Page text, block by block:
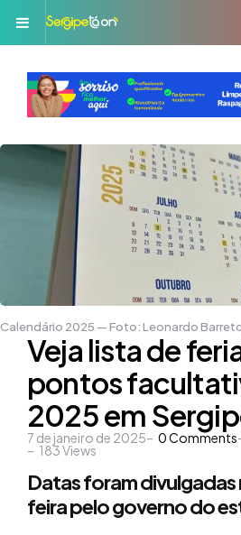
Menu
Calendário 2025 — Foto: Leonardo
Veja lista de
pontos
2025 em
7 de janeiro de 2025 0Comments
183Views
Datas foram
feira pelo governo do